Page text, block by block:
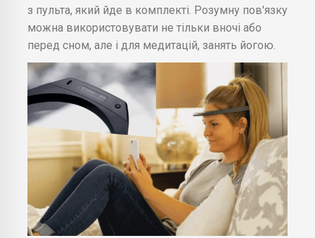
з пульта, який йде в комплекті. Розумну пов'язку
можна використовувати не тільки вночі або
перед сном, але і для медитацій, занять йогою.